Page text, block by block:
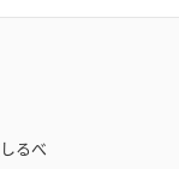
るべ